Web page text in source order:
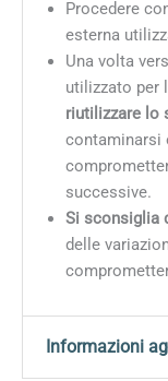
Procedere
esterna
Una volta
utilizzato per
riutilizzare lo
contaminarsi
successive.
Si sconsiglia
delle
Informazioni